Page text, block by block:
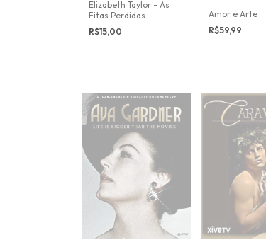
Elizabeth Taylor - As
Fitas Perdidas
R$15,00
Amor e Arte
R$59,99